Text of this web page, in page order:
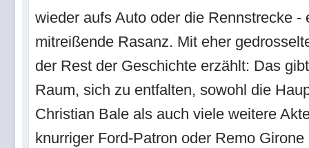
wieder aufs Auto oder die Rennstrecke -
mitreißende Rasanz. Mit eher
der Rest der Geschichte erzählt: Das
Raum, sich zu entfalten, sowohl die
Christian Bale als auch viele weitere
knurriger Ford-Patron oder Remo